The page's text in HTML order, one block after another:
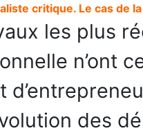
critique. Le cas de
les plus
n’ont
des